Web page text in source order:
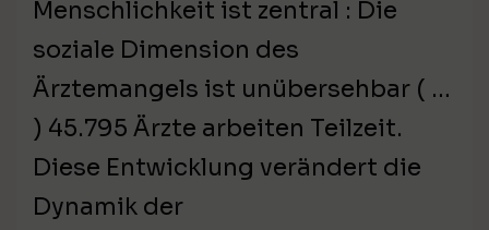
Menschlichkeit ist zentral : Die
soziale Dimension des
Ärztemangels ist unübersehbar ( …
) 45.795 Ärzte arbeiten Teilzeit.
Diese Entwicklung verändert die
Dynamik der